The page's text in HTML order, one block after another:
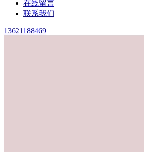
在线留言
联系我们
13621188469